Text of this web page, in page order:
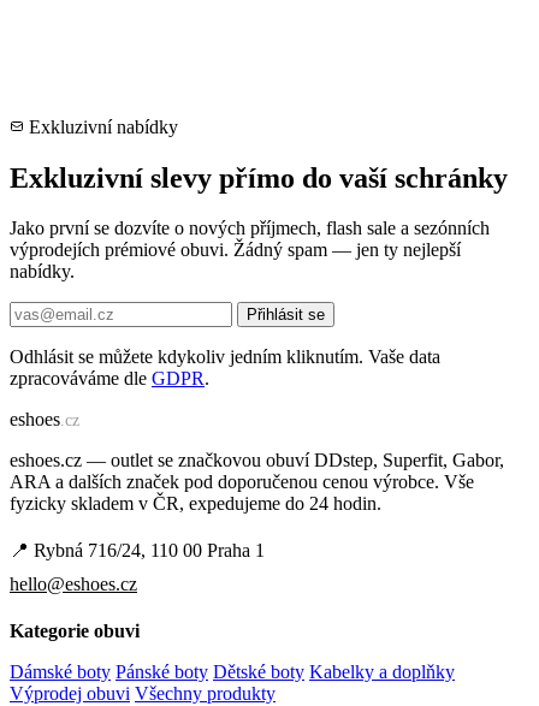
Exkluzivní nabídky
Exkluzivní slevy přímo do vaší schránky
Jako první se dozvíte o nových příjmech, flash sale a sezónních
výprodejích prémiové obuvi. Žádný spam — jen ty nejlepší
nabídky.
Přihlásit se
Odhlásit se můžete kdykoliv jedním kliknutím. Vaše data
zpracováváme dle GDPR.
eshoes.cz
eshoes.cz — outlet se značkovou obuví DDstep, Superfit, Gabor,
ARA a dalších značek pod doporučenou cenou výrobce. Vše
fyzicky skladem v ČR, expedujeme do 24 hodin.
📍 Rybná 716/24, 110 00 Praha 1
hello@eshoes.cz
Kategorie obuvi
Dámské boty Pánské boty Dětské boty Kabelky a doplňky
Výprodej obuvi Všechny produkty